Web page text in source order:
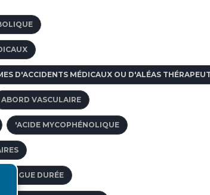
D'ACCIDENTS MÉDICAUX OU D'ALÉAS
ABORD VASCULAIRE
'ACIDE MYCOPHÉNOLIQUE
LONGUE DURÉE